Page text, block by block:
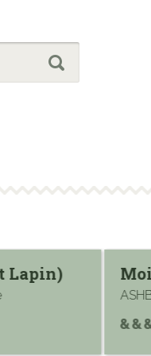
Lapin)